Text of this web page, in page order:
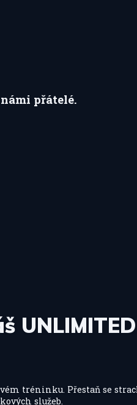
přátelé.
tréninku. Přestaň se
služeb.